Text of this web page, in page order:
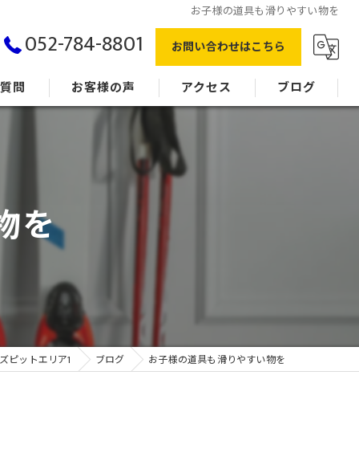
お子様の道具も滑りやすい物を
052-784-8801 お問い合わせはこちら
問 お客様の声 アクセス ブログ
を
ピットエリア1 ブログ お子様の道具も滑りやすい物を